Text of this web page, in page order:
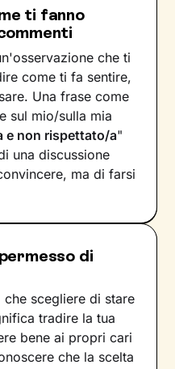
ti fanno
che ti
come ti fa sentire,
Una frase come
sul mio/sulla mia
e non rispettato/a"
una discussione
ma di farsi
di
scegliere di stare
tradire la tua
bene ai propri cari
che la scelta